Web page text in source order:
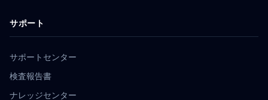
サポート
サポートセンター
検査報告書
ナレッジセンター